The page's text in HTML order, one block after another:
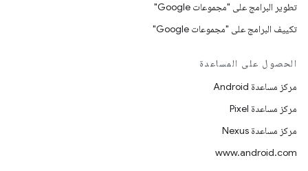
تطوير البرامج على "مجموعات Google"
تكييف البرامج على "مجموعات Google"
الحصول على المساعدة
مركز مساعدة Android
مركز مساعدة Pixel
مركز مساعدة Nexus
www.android.com